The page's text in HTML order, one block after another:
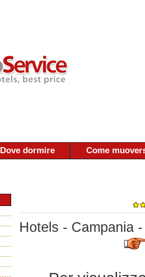
Dove dormire Come
Hotels - Campania